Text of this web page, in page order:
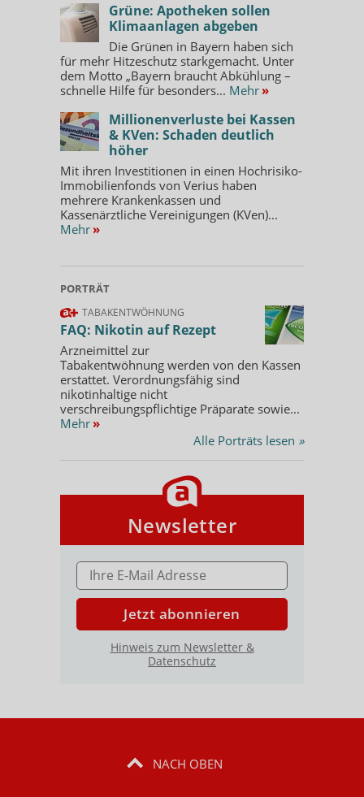
Grüne: Apotheken sollen
Klimaanlagen abgeben
Die Grünen in Bayern haben sich
für mehr Hitzeschutz starkgemacht. Unter
dem Motto „Bayern braucht Abkühlung –
schnelle Hilfe für besonders... Mehr »
Millionenverluste bei Kassen
& KVen: Schaden deutlich
höher
Mit ihren Investitionen in einen Hochrisiko-
Immobilienfonds von Verius haben
mehrere Krankenkassen und
Kassenärztliche Vereinigungen (KVen)...
Mehr »
PORTRÄT
TABAKENTWÖHNUNG
FAQ: Nikotin auf Rezept
Arzneimittel zur
Tabakentwöhnung werden von den Kassen
erstattet. Verordnungsfähig sind
nikotinhaltige nicht
verschreibungspflichtige Präparate sowie...
Mehr »
Alle Porträts lesen »
Newsletter
E-MAIL ADRESSE
Jetzt abonnieren
Hinweis zum Newsletter &
Datenschutz
NACH OBEN